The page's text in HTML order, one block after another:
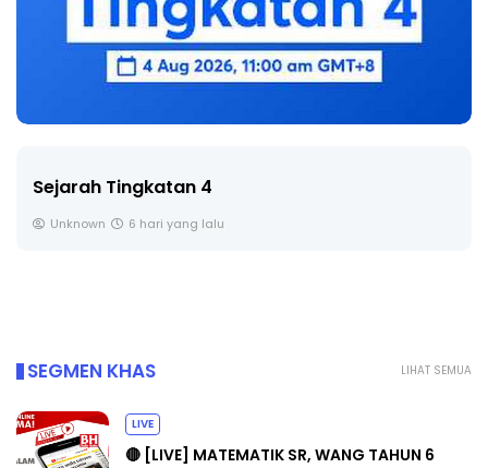
LIVE
🔴 [LIVE] PRINSIP PERAKAUNAN, BEDAH TUNTAS
LIHAT SEMUA
SEGMEN KHAS
LIVE
🔴 [LIVE] MATEMATIK SR, WANG TAHUN 6